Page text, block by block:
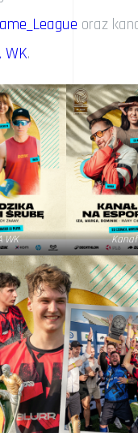
oraz
WK.
WK